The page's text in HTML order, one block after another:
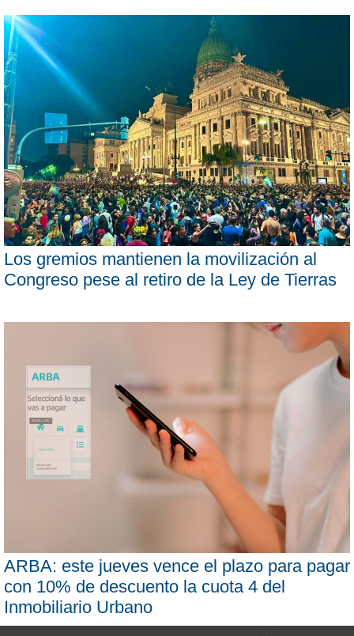
Los gremios mantienen la movilización al
Congreso pese al retiro de la Ley de Tierras
ARBA: este jueves vence el plazo para pagar
con 10% de descuento la cuota 4 del
Inmobiliario Urbano